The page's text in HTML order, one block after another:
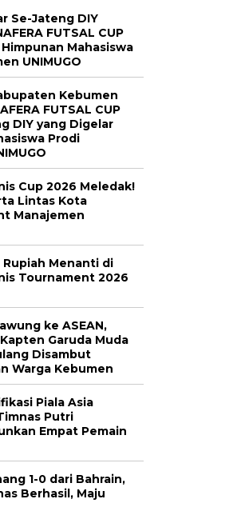
Se-Jateng DIY
FUTSAL CUP
Mahasiswa
UNIMUGO
Kebumen
FUTSAL CUP
DIY yang Digelar
Prodi
Cup 2026 Meledak!
Lintas Kota
Manajemen
Rupiah Menanti di
Tournament 2026
ke ASEAN,
Garuda Muda
Disambut
Warga Kebumen
Piala Asia
Putri
Empat Pemain
1-0 dari Bahrain,
Berhasil, Maju